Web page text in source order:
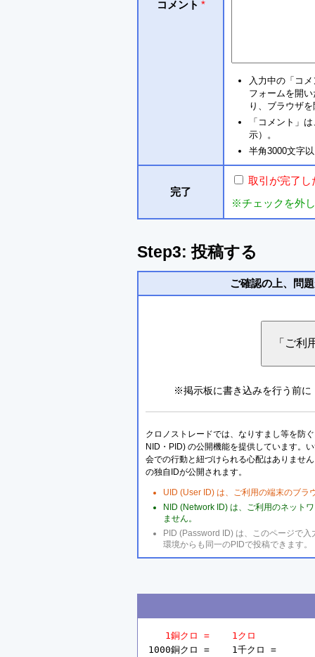
コメント *
入力中の「コ
フォームを開
り、ブラウザ
「コメント」
示）。
半角3000文字
完了
取引が完了し
※チェックを外
Step3: 投稿する
ご確認の上、問
※掲示板に書き込みを行う前に
クロノストレードでは、なりすまし等を防
NID・PID) の公開機能を提供しています。
会での行動と紐づけられる心配はありませ
の独自IDが公開されます。
UID (User ID) は、ご利用の端末のブ
NID (Network ID) は、ご利用のネット
ません。
PID (Password ID) は、このページで
環境からも同一のPIDで投稿できます。
1銅クロ =    1クロ
1000銅クロ =    1千クロ =